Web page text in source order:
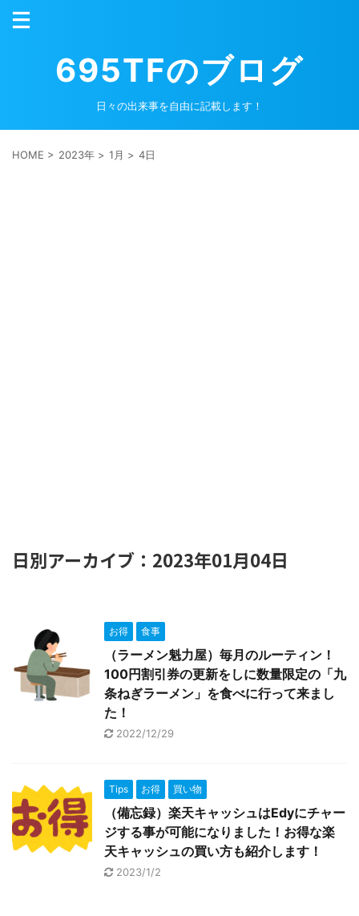
695TFのブログ
日々の出来事を自由に記載します！
HOME > 2023年 > 1月 > 4日
日別アーカイブ：2023年01月04日
お得 食事
（ラーメン魁力屋）毎月のルーティン！
100円割引券の更新をしに数量限定の「九
条ねぎラーメン」を食べに行って来まし
た！
2022/12/29
Tips お得 買い物
（備忘録）楽天キャッシュはEdyにチャー
ジする事が可能になりました！お得な楽
天キャッシュの買い方も紹介します！
2023/1/2